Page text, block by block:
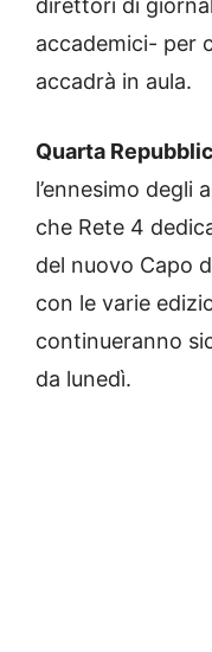
direttori di
accademici- per
accadrà in aula.
Quarta
l’ennesimo degli
che Rete 4
del nuovo Capo
con le varie
continueranno
da lunedì.